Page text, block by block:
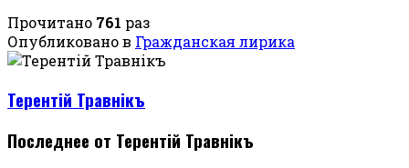
Прочитано 761 раз
Опубликовано в Гражданская лирика
Терентiй Травнiкъ
Последнее от Терентiй Травнiкъ